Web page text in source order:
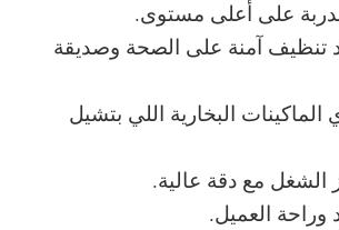
على أعلى مستوى.
تنظيف آمنة على الصحة وصديقة
البخارية اللي بتشيل
مع دقة عالية.
وراحة العميل.